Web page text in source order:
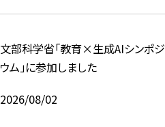
文部科学省「教育×生成AIシンポジ
ウム」に参加しました
2026/08/02